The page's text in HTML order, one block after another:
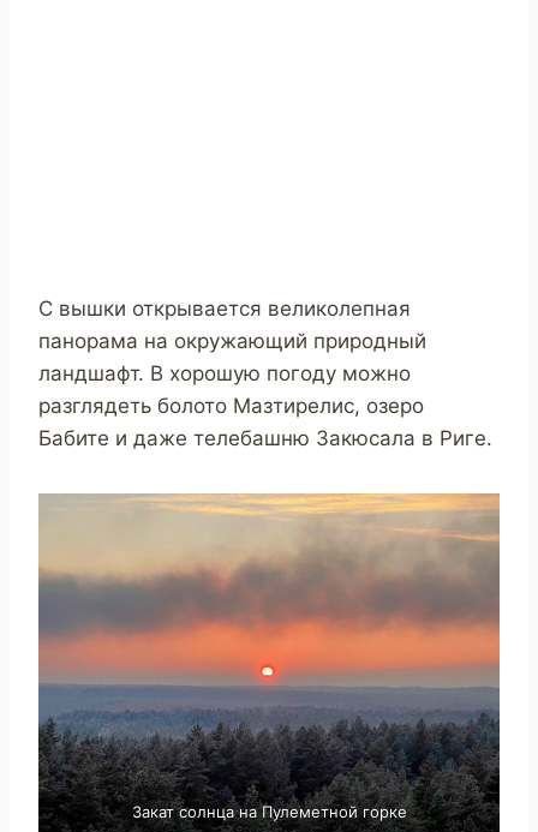
С вышки открывается великолепная
панорама на окружающий природный
ландшафт. В хорошую погоду можно
разглядеть болото Мазтирелис, озеро
Бабите и даже телебашню Закюсала в Риге.
Закат солнца на Пулеметной горке